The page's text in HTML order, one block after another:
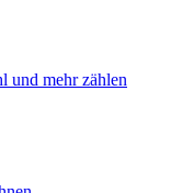
und mehr zählen